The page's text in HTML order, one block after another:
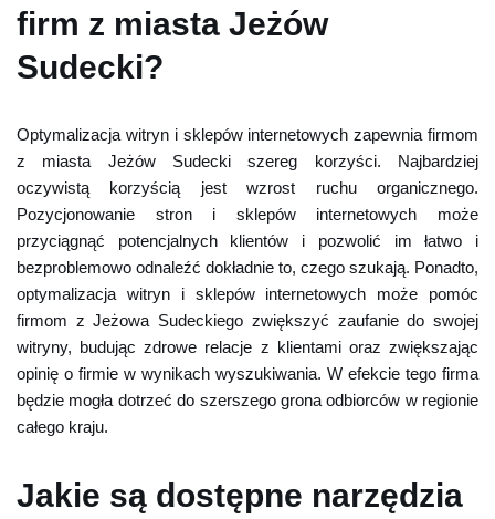
firm z miasta Jeżów
Sudecki?
Optymalizacja witryn i sklepów internetowych zapewnia firmom
z miasta Jeżów Sudecki szereg korzyści. Najbardziej
oczywistą korzyścią jest wzrost ruchu organicznego.
Pozycjonowanie stron i sklepów internetowych może
przyciągnąć potencjalnych klientów i pozwolić im łatwo i
bezproblemowo odnaleźć dokładnie to, czego szukają. Ponadto,
optymalizacja witryn i sklepów internetowych może pomóc
firmom z Jeżowa Sudeckiego zwiększyć zaufanie do swojej
witryny, budując zdrowe relacje z klientami oraz zwiększając
opinię o firmie w wynikach wyszukiwania. W efekcie tego firma
będzie mogła dotrzeć do szerszego grona odbiorców w regionie
całego kraju.
Jakie są dostępne narzędzia